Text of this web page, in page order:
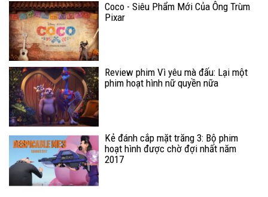
Coco - Siêu Phẩm Mới Của Ông Trùm
Pixar
Review phim Vì yêu mà đấu: Lại một
phim hoạt hình nữ quyền nữa
Kẻ đánh cắp mặt trăng 3: Bộ phim
hoạt hình được chờ đợi nhất năm
2017